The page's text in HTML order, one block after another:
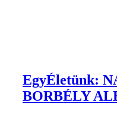
EgyÉletünk:
BORBÉLY